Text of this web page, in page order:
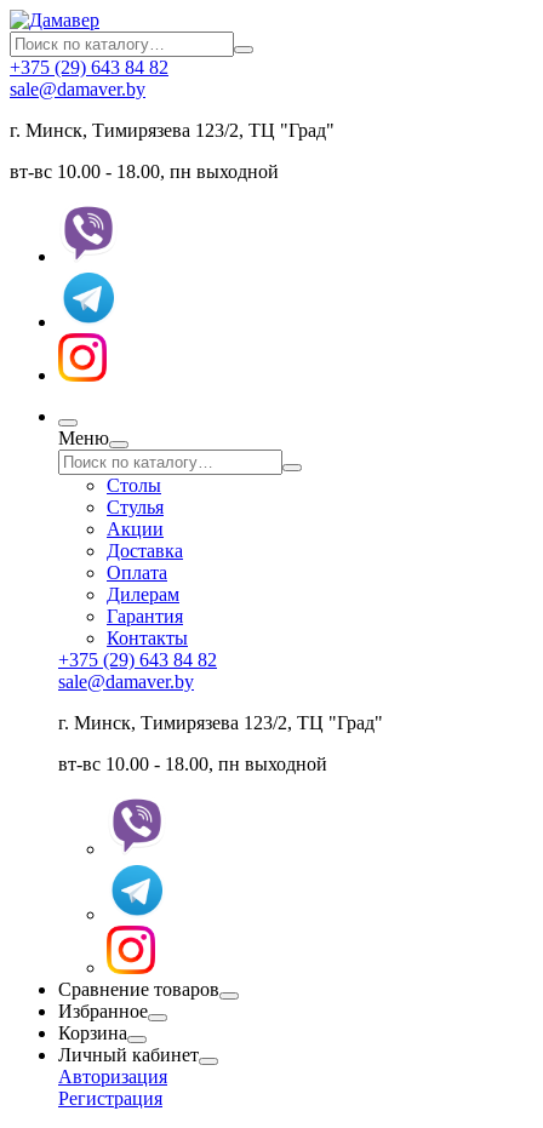
+375 (29) 643 84 82
sale@damaver.by
г. Минск, Тимирязева 123/2, ТЦ "Град"
вт-вс 10.00 - 18.00, пн выходной
Меню
Столы
Стулья
Акции
Доставка
Оплата
Дилерам
Гарантия
Контакты
+375 (29) 643 84 82
sale@damaver.by
г. Минск, Тимирязева 123/2, ТЦ "Град"
вт-вс 10.00 - 18.00, пн выходной
Сравнение товаров
Избранное
Корзина
Личный кабинет
Авторизация
Регистрация